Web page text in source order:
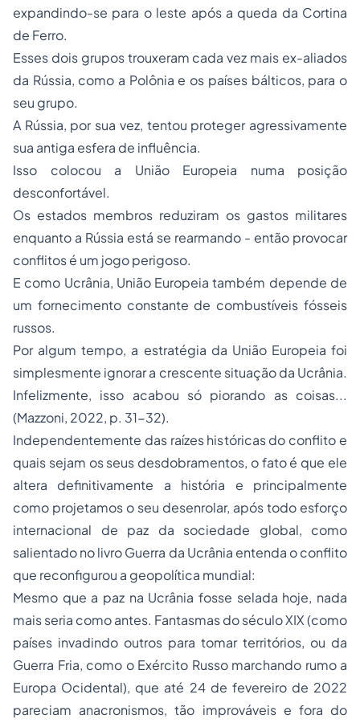
expandindo-se para o leste após a queda da Cortina
de Ferro.
Esses dois grupos trouxeram cada vez mais ex-aliados
da Rússia, como a Polônia e os países bálticos, para o
seu grupo.
A Rússia, por sua vez, tentou proteger agressivamente
sua antiga esfera de influência.
Isso colocou a União Europeia numa posição
desconfortável.
Os estados membros reduziram os gastos militares
enquanto a Rússia está se rearmando - então provocar
conflitos é um jogo perigoso.
E como Ucrânia, União Europeia também depende de
um fornecimento constante de combustíveis fósseis
russos.
Por algum tempo, a estratégia da União Europeia foi
simplesmente ignorar a crescente situação da Ucrânia.
Infelizmente, isso acabou só piorando as coisas...
(Mazzoni, 2022, p. 31-32).
Independentemente das raízes históricas do conflito e
quais sejam os seus desdobramentos, o fato é que ele
altera definitivamente a história e principalmente
como projetamos o seu desenrolar, após todo esforço
internacional de paz da sociedade global, como
salientado no livro Guerra da Ucrânia entenda o conflito
que reconfigurou a geopolítica mundial:
Mesmo que a paz na Ucrânia fosse selada hoje, nada
mais seria como antes. Fantasmas do século XIX (como
países invadindo outros para tomar territórios, ou da
Guerra Fria, como o Exército Russo marchando rumo a
Europa Ocidental), que até 24 de fevereiro de 2022
pareciam anacronismos, tão improváveis e fora do